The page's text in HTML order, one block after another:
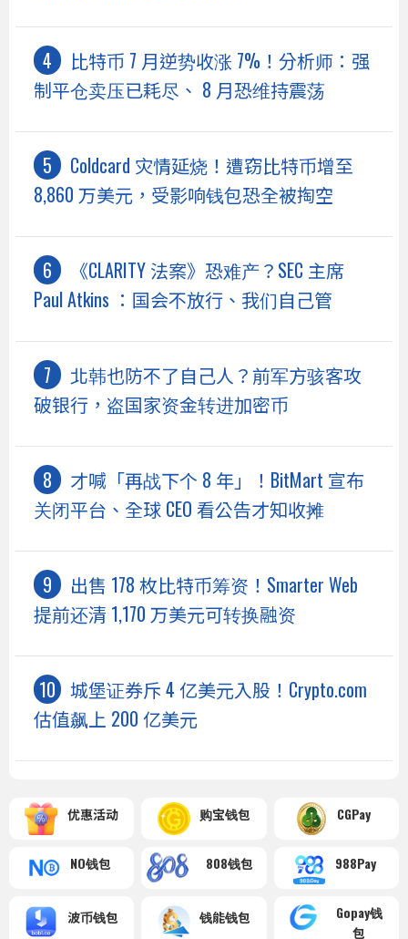
比特币 7 月逆势收涨 7%！分析师：强
制平仓卖压已耗尽、 8 月恐维持震荡
Coldcard 灾情延烧！遭窃比特币增至
8,860 万美元，受影响钱包恐全被掏空
《CLARITY 法案》恐难产？SEC 主席
Paul Atkins ：国会不放行、我们自己管
北韩也防不了自己人？前军方骇客攻
破银行，盗国家资金转进加密币
才喊「再战下个 8 年」！BitMart 宣布
关闭平台、全球 CEO 看公告才知收摊
出售 178 枚比特币筹资！Smarter Web
提前还清 1,170 万美元可转换融资
城堡证券斥 4 亿美元入股！Crypto.com
估值飙上 200 亿美元
优惠活动 购宝钱包 CGPay
NO钱包 808钱包 988Pay
波币钱包 钱能钱包
Gopay钱
包